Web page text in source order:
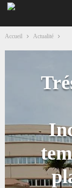
Accueil Actualité